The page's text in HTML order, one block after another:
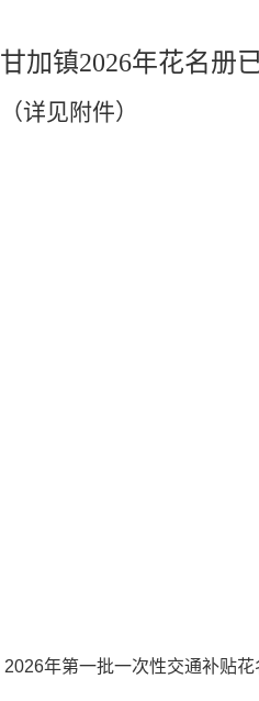
甘加镇2026年花名册
（详见附件）
2026年第一批一次性交通补贴花